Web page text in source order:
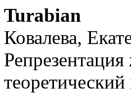
Turabian
Ковалева,